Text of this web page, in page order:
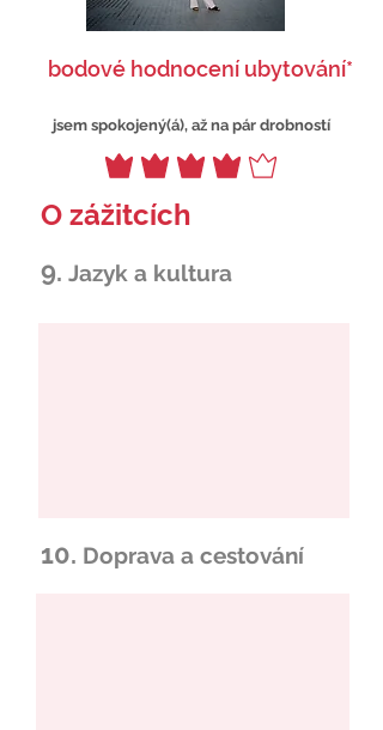
bodové hodnocení ubytování*
jsem spokojený(á), až na pár drobností
O zážitcích
9. Jazyk a kultura
10. Doprava a cestování